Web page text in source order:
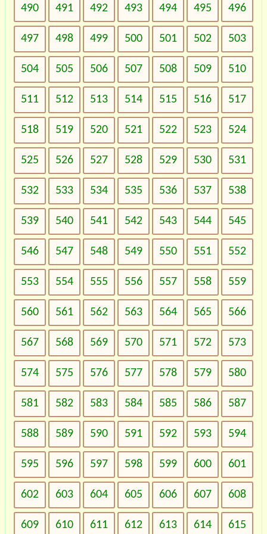
490 491 492 493 494 495 496
497 498 499 500 501 502 503
504 505 506 507 508 509 510
511 512 513 514 515 516 517
518 519 520 521 522 523 524
525 526 527 528 529 530 531
532 533 534 535 536 537 538
539 540 541 542 543 544 545
546 547 548 549 550 551 552
553 554 555 556 557 558 559
560 561 562 563 564 565 566
567 568 569 570 571 572 573
574 575 576 577 578 579 580
581 582 583 584 585 586 587
588 589 590 591 592 593 594
595 596 597 598 599 600 601
602 603 604 605 606 607 608
609 610 611 612 613 614 615